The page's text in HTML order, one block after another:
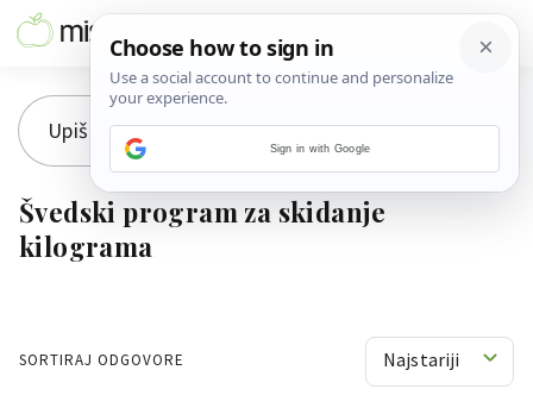
Švedski program za skidanje
kilograma
SORTIRAJ ODGOVORE Najstariji
Sign in with Google